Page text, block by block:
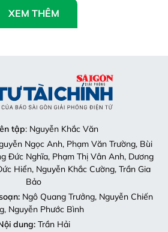
XEM THÊM
tập: Nguyễn Khắc Văn
Ngọc Anh, Phạm Văn Trường, Bùi
Đức Nghĩa, Phạm Thị Vân Anh, Dương
Hiển, Nguyễn Khắc Cường, Trần Gia
Bảo
Ngô Quang Trưởng, Nguyễn Chiến
Nguyễn Phước Bình
dung:Trần Hải